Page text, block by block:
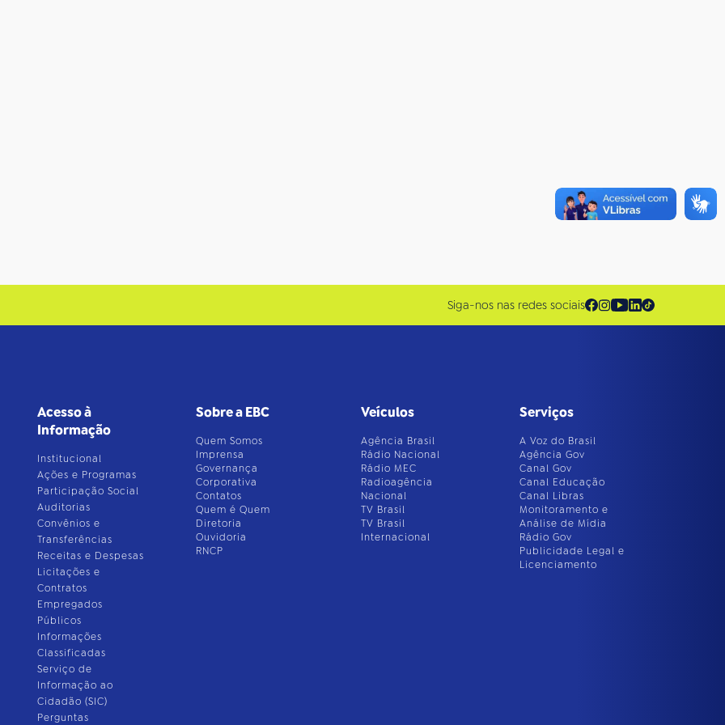
Siga-nos nas redes sociais
Acesso à
Informação
Institucional
Ações e Programas
Participação Social
Auditorias
Convênios e
Transferências
Receitas e Despesas
Licitações e
Contratos
Empregados
Públicos
Informações
Classificadas
Serviço de
Informação ao
Cidadão (SIC)
Perguntas
Sobre a EBC
Quem Somos
Imprensa
Governança
Corporativa
Contatos
Quem é Quem
Diretoria
Ouvidoria
RNCP
Veículos
Agência Brasil
Rádio Nacional
Rádio MEC
Radioagência
Nacional
TV Brasil
TV Brasil
Internacional
Serviços
A Voz do Brasil
Agência Gov
Canal Gov
Canal Educação
Canal Libras
Monitoramento e
Análise de Mídia
Rádio Gov
Publicidade Legal e
Licenciamento